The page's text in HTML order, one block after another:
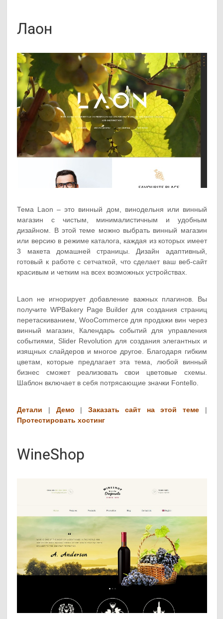
Лаон
Тема Laon – это винный дом, винодельня или винный
магазин с чистым, минималистичным и удобным
дизайном. В этой теме можно выбрать винный магазин
или версию в режиме каталога, каждая из которых имеет
3 макета домашней страницы. Дизайн адаптивный,
готовый к работе с сетчаткой, что сделает ваш веб-сайт
красивым и четким на всех возможных устройствах.
Laon не игнорирует добавление важных плагинов. Вы
получите WPBakery Page Builder для создания страниц
перетаскиванием, WooCommerce для продажи вин через
винный магазин, Календарь событий для управления
событиями, Slider Revolution для создания элегантных и
изящных слайдеров и многое другое. Благодаря гибким
цветам, которые предлагает эта тема, любой винный
бизнес сможет реализовать свои цветовые схемы.
Шаблон включает в себя потрясающие значки Fontello.
Детали | Демо | Заказать сайт на этой теме |
Протестировать хостинг
WineShop